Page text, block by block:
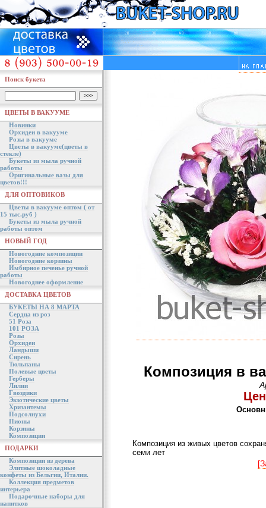
Поиск букета
ЦВЕТЫ В ВАКУУМЕ
Новинки
Орхидеи в вакууме
Розы в вакууме
Цветы в вакууме(цветы в
стекле)
Букеты из мыла ручной
работы
Оригинальные вазы для
цветов!!!
ДЛЯ ОПТОВИКОВ
Цветы в вакууме оптом ( от
15 тыс.руб )
Букеты из мыла ручной
работы оптом
НОВЫЙ ГОД
Новогодние композиции
Новогодние корзины
Имбирное печенье ручной
работы
Новогоднее оформление
ДОСТАВКА ЦВЕТОВ
БУКЕТЫ НА 8 МАРТА
Сердца из роз
51 Роза
101 РОЗА
Розы
Орхидеи
Ландыши
Сирень
Тюльпаны
Полевые цветы
Герберы
Лилии
Гвоздики
Экзотические цветы
Хризантемы
Подсолнухи
Пионы
Корзины
Композиции
ПОДАРКИ
Композиции из дерева
Элитные шоколадные
конфеты из Бельгии, Италии.
Коллекция предметов
интерьера
Подарочные наборы для
напитков
Композиция в
Композиция из живых цветов
семи лет